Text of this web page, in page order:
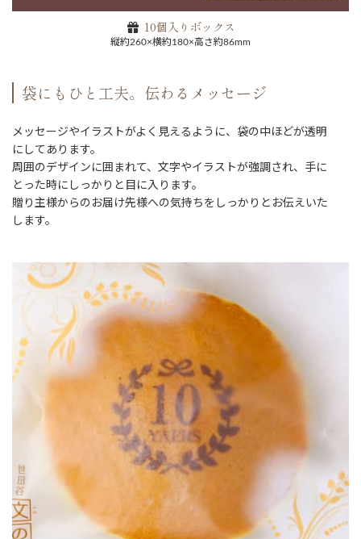
10個入りボックス
縦約260×横約180×高さ約86mm
袋にもひと工夫。伝わるメッセージ
メッセージやイラストがよく見えるように、袋の中ほどが透明
にしてあります。
周囲のデザインに囲まれて、文字やイラストが強調され、手に
とった時にしっかりと目に入ります。
贈り主様からのお届け先様への気持ちをしっかりとお伝えいた
します。